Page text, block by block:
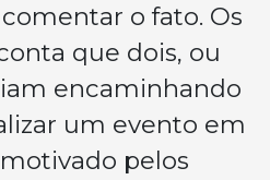
o fato. Os
que dois, ou
encaminhando
um evento em
pelos